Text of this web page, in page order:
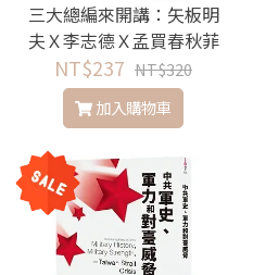
三大總編來開講：矢板明
夫Ｘ李志德Ｘ孟買春秋菲
爾・史密斯——認知戰下
的台灣-寫給新世代台灣人
的備忘錄
NT$237 NT$320
加入購物車